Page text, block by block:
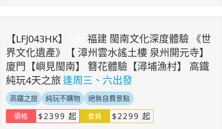
【LFJ043HK】
福建 閩南文化深度體驗 《世
界文化遺產》【 漳州雲水謠土樓 泉州開元寺】
廈門【嶼見閩南】 簪花體驗【潯埔漁村】 高鐵
純玩4天之旅逢周三、六出發
高鐵之旅 純玩不購物
絕無自費景點
價格
$2399 起 會員 $2299 起